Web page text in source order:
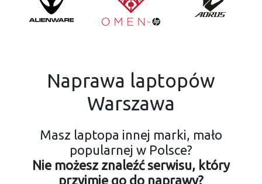
Naprawa laptopów
Warszawa
Masz laptopa innej marki, mało
popularnej w Polsce?
Nie możesz znaleźć serwisu, który
przyjmie go do naprawy?